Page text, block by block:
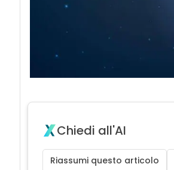
Chiedi all'AI
Riassumi questo articolo